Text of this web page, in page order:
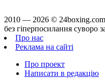
2010 — 2026 ©
без гіперпосилання суворо
Про нас
Реклама на сайті
Про проект
Написати в редакцію